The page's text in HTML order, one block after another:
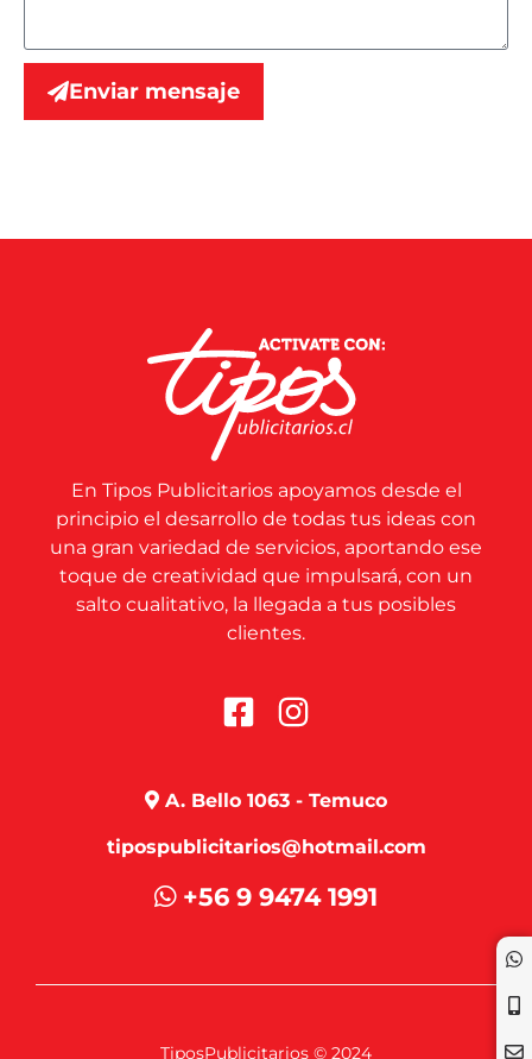
Enviar mensaje
En Tipos Publicitarios apoyamos desde el
principio el desarrollo de todas tus ideas con
una gran variedad de servicios, aportando ese
toque de creatividad que impulsará, con un
salto cualitativo, la llegada a tus posibles
clientes.
A. Bello 1063 - Temuco
tipospublicitarios@hotmail.com
+56 9 9474 1991
TiposPublicitarios © 2024